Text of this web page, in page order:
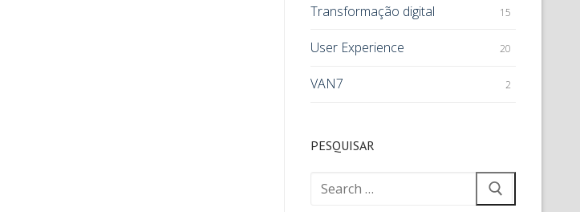
Transformação digital 15
User Experience 20
VAN7 2
PESQUISAR